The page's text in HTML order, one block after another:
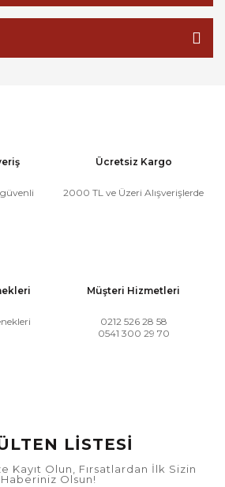
güvenli
Ücretsiz Kargo
2000 TL ve Üzeri Alışverişlerde
Müşteri Hizmetleri
0212 526 28 58
0541 300 29 70
LİSTESİ
Kayıt Olun, Fırsatlardan İlk Sizin
Haberiniz Olsun!